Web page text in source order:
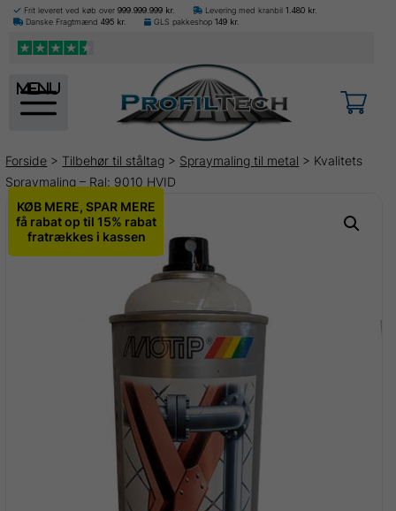
Frit leveret ved køb over 999.999.999 kr. Levering med kranbil 1.480 kr.
Danske Fragtmænd 495 kr. GLS pakkeshop 149 kr.
menu
Forside > Tilbehør til ståltag > Spraymaling til metal > Kvalitets
Spraymaling – Ral: 9010 HVID
KØB MERE, SPAR MERE
få rabat op til 15% rabat
fratrækkes i kassen